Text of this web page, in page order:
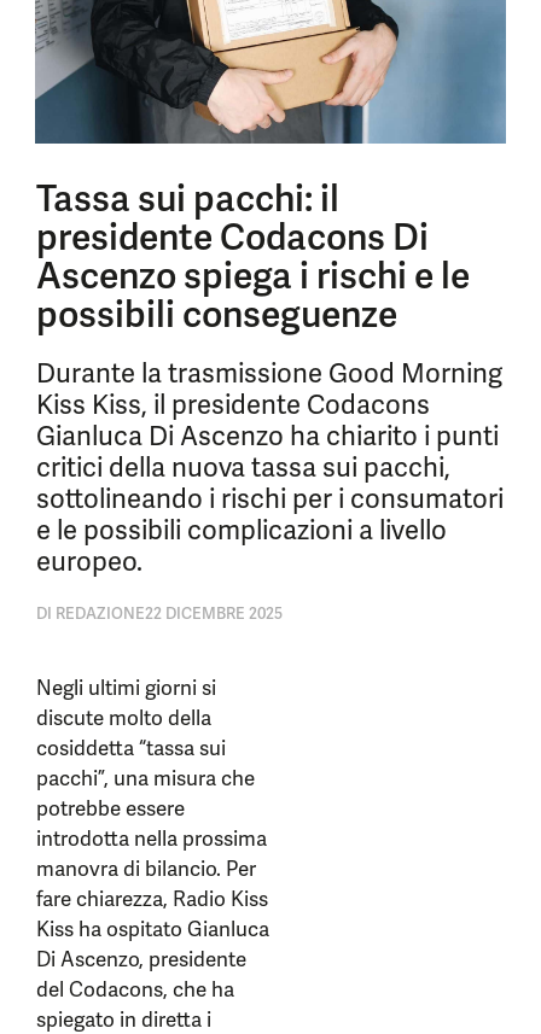
Tassa sui pacchi: il
presidente Codacons Di
Ascenzo spiega i rischi e le
possibili conseguenze
Durante la trasmissione Good Morning
Kiss Kiss, il presidente Codacons
Gianluca Di Ascenzo ha chiarito i punti
critici della nuova tassa sui pacchi,
sottolineando i rischi per i consumatori
e le possibili complicazioni a livello
europeo.
DI REDAZIONE22 DICEMBRE 2025
Negli ultimi giorni si
discute molto della
cosiddetta “tassa sui
pacchi”, una misura che
potrebbe essere
introdotta nella prossima
manovra di bilancio. Per
fare chiarezza, Radio Kiss
Kiss ha ospitato Gianluca
Di Ascenzo, presidente
del Codacons, che ha
spiegato in diretta i